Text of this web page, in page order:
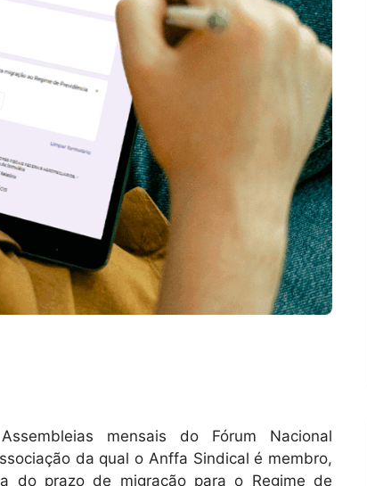
mensais do Fórum Nacional
da qual o Anffa Sindical é membro,
do prazo de migração para o Regime de